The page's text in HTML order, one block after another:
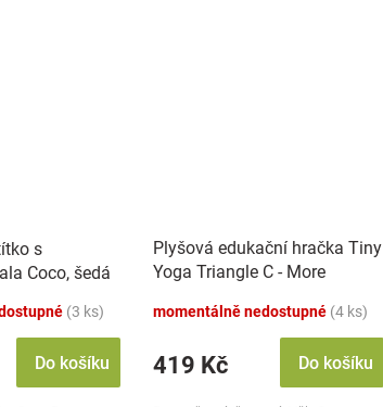
s
Coco, šedá
(3 ks)
Do košíku
Plyšová edukační hračka Tiny
Yoga Triangle C - More
BabyOno
momentálně nedostupné (4 ks)
419 Kč Do košíku